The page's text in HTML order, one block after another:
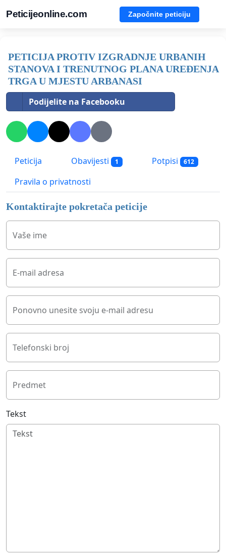
Peticijeonline.com Započnite peticiju
PETICIJA PROTIV IZGRADNJE URBANIH
STANOVA I TRENUTNOG PLANA UREĐENJA
TRGA U MJESTU ARBANASI
Podijelite na Facebooku
Peticija Obavijesti 1 Potpisi 612
Pravila o privatnosti
Kontaktirajte pokretača peticije
Vaše ime
E-mail adresa
Ponovno unesite svoju e-mail adresu
Telefonski broj
Predmet
Tekst